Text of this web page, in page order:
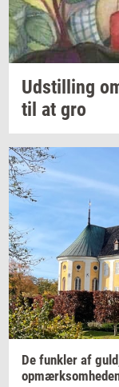
Ud­stil­ling
til at gro
De funk­ler af